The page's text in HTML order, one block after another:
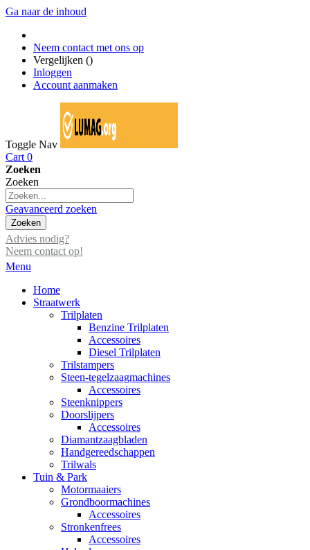
Ga naar de inhoud
Neem contact met ons op
Vergelijken ()
Inloggen
Account aanmaken
Toggle Nav
Cart 0
Zoeken
Zoeken
Geavanceerd zoeken
Zoeken
Advies nodig?
Neem contact op!
Menu
Home
Straatwerk
Trilplaten
Benzine Trilplaten
Accessoires
Diesel Trilplaten
Trilstampers
Steen-tegelzaagmachines
Accessoires
Steenknippers
Doorslijpers
Accessoires
Diamantzaagbladen
Handgereedschappen
Trilwals
Tuin & Park
Motormaaiers
Grondboormachines
Accessoires
Stronkenfrees
Accessoires